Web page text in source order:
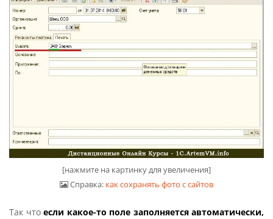
[нажмите на картинку для увеличения]
Справка: как сохранять фото с сайтов
Так что если какое-то поле заполняется автоматически,